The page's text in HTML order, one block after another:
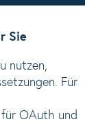
Sie
nutzen,
Für
OAuth und